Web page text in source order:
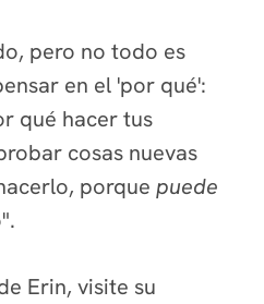
pero no todo es
en el 'por qué':
qué hacer tus
cosas nuevas
porque puede
Erin, visite su